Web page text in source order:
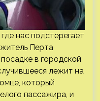
нас подстерегает
Перта
в городской
лежит на
который
пассажира, и